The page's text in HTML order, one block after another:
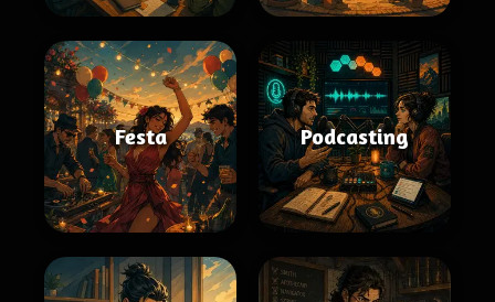
Festa Podcasting